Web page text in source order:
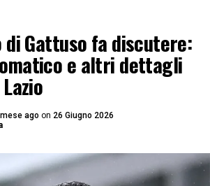
Gattuso fa discutere:
e altri dettagli
ago on 26 Giugno 2026